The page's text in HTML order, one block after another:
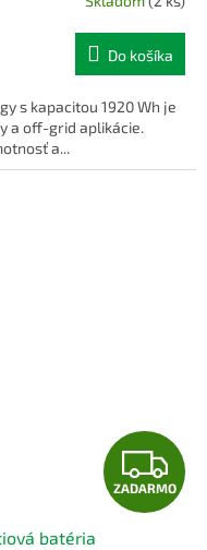
R
M
Do košíka
s kapacitou 1920 Wh je
a off-grid aplikácie.
a...
Z
A
ZADARMO
batéria